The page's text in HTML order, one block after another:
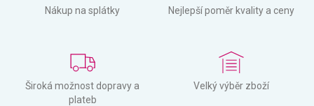
Nákup na splátky Nejlepší poměr kvality a ceny
Široká možnost dopravy a
plateb
Velký výběr zboží